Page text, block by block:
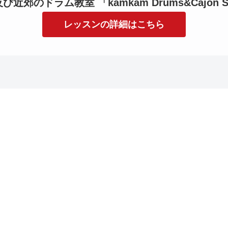
び近郊のドラム教室 「kamkam Drums&Cajon
レッスンの詳細はこちら